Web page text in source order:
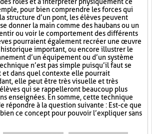
pour bien comprendre les forces qui
structure d’un pont, les élèves peuvent
donner la main comme des haubans ou un
ou voir le comportement des différents
pourraient également recréer une œuvre
historique important, ou encore illustrer le
d’un équipement ou d’un système
n’est pas simple puisqu’il faut se
et dans quel contexte elle pourrait
elle peut être très visuelle et très
qui se rappelleront beaucoup plus
enseignées. En somme, cette technique
répondre à la question suivante : Est-ce que
ce concept pour pouvoir l’expliquer sans